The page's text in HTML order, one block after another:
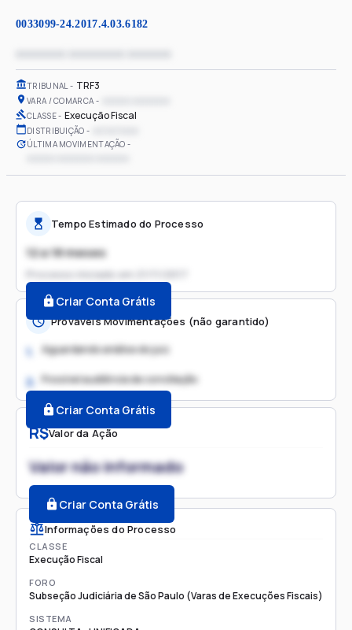
0033099-24.2017.4.03.6182
TRIBUNAL TRF3
VARA / COMARCA
CLASSE Execução Fiscal
DISTRIBUIÇÃO
ÚLTIMA MOVIMENTAÇÃO
R$Valor da Ação
Valor não informado
Criar Conta Grátis
Informações do Processo
CLASSE
Execução Fiscal
FORO
Subseção Judiciária de São Paulo (Varas de Execuções Fiscais)
SISTEMA
Tempo Estimado do Processo
12 a 18 meses
Processo iniciado em
Criar Conta Grátis
Prováveis Movimentações (não garantido)
1. Aguardando análise do juiz
2. Possível audiência de conciliação
Criar Conta Grátis